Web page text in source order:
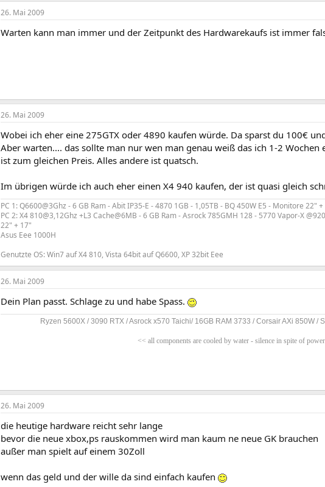
26. Mai 2009
Warten kann man immer und der Zeitpunkt des Hardwarekaufs ist immer
26. Mai 2009
Wobei ich eher eine 275GTX oder 4890 kaufen würde. Da sparst du 100€
Aber warten.... das sollte man nur wen man genau weiß das ich 1-2 Wochen
ist zum gleichen Preis. Alles andere ist quatsch.
Im übrigen würde ich auch eher einen X4 940 kaufen, der ist quasi gleich
PC 1: Q6600@3Ghz - 6 GB Ram - Abit IP35-E - 4870 1GB - 1,05TB - BQ 450W E5 - Monitore 22"
PC 2: X4 810@3,12Ghz +L3 Cache@6MB - 6 GB Ram - Asrock 785GMH 128 - 5770 Vapor-X
22" + 17"
Asus Eee 1000H
Genutzte OS: Win7 auf X4 810, Vista 64bit auf Q6600, XP 32bit Eee
26. Mai 2009
Dein Plan passt. Schlage zu und habe Spass.
Ryzen 5600X / 3090 RTX / Asrock x570 Taichi/ 16GB RAM 3733 / Corsair AXi 850W /
<< all components are cooled by water - silence in spite of
26. Mai 2009
die heutige hardware reicht sehr lange
bevor die neue xbox,ps rauskommen wird man kaum ne neue GK brauchen
außer man spielt auf einem 30Zoll
wenn das geld und der wille da sind einfach kaufen